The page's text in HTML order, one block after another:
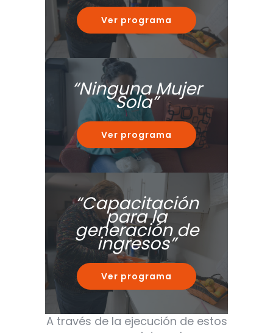
Ver programa
“Ninguna Mujer
Sola”
Ver programa
“Capacitación
para la
generación de
ingresos”
Ver programa
A través de la ejecución de estos